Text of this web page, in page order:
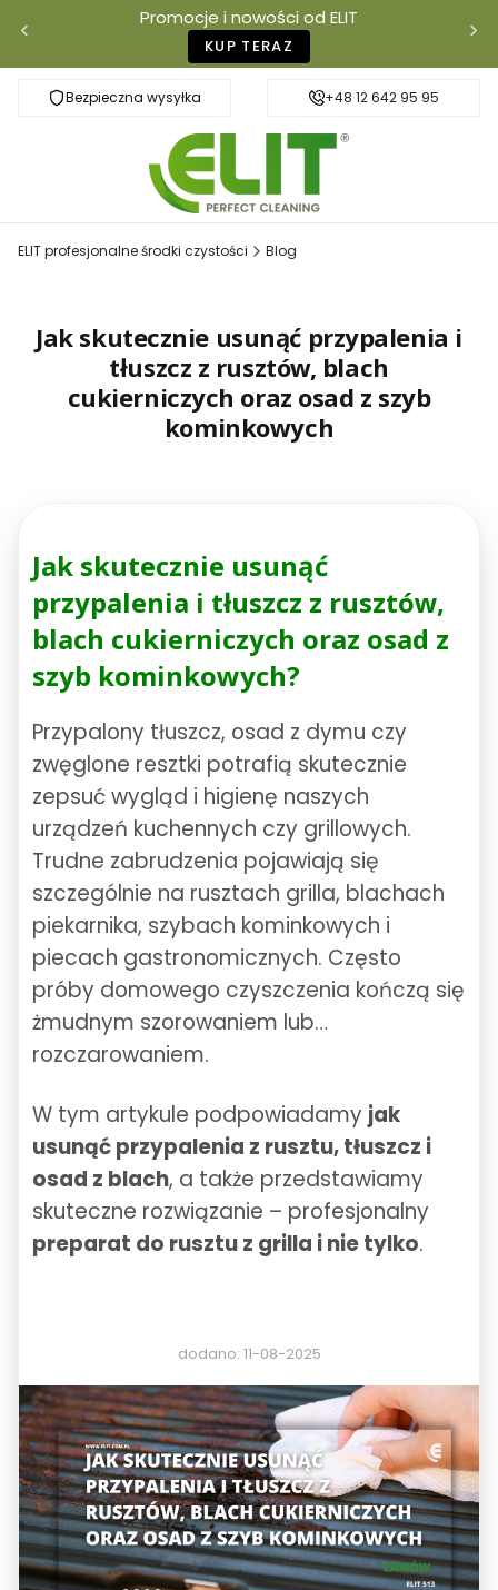
Promocje i nowości od ELIT
KUP TERAZ
Bezpieczna wysyłka Szybka dostawa
+48 12 642 95 95
ELIT profesjonalne środki czystości Blog
Jak skutecznie usunąć przypalenia i
tłuszcz z rusztów, blach
cukierniczych oraz osad z szyb
kominkowych
Jak skutecznie usunąć
przypalenia i tłuszcz z rusztów,
blach cukierniczych oraz osad z
szyb kominkowych?
Przypalony tłuszcz, osad z dymu czy
zwęglone resztki potrafią skutecznie
zepsuć wygląd i higienę naszych
urządzeń kuchennych czy grillowych.
Trudne zabrudzenia pojawiają się
szczególnie na rusztach grilla, blachach
piekarnika, szybach kominkowych i
piecach gastronomicznych. Często
próby domowego czyszczenia kończą się
żmudnym szorowaniem lub…
rozczarowaniem.
W tym artykule podpowiadamy jak
usunąć przypalenia z rusztu, tłuszcz i
osad z blach, a także przedstawiamy
skuteczne rozwiązanie – profesjonalny
preparat do rusztu z grilla i nie tylko.
dodano: 11-08-2025